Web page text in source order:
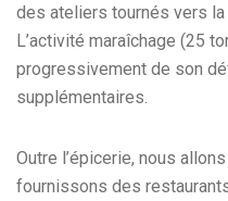
des ateliers tournés vers
L’activité maraîchage (25
progressivement de son
supplémentaires.
Outre l’épicerie, nous
fournissons des